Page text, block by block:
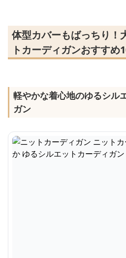
体型カバーもばっちり！
トカーディガンおすすめ
軽やかな着心地のゆるシル
ガン